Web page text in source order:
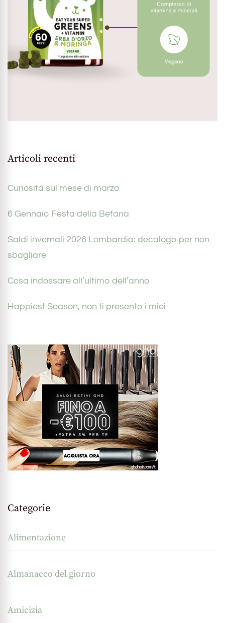
Articoli recenti
Curiosità sul mese di marzo
6 Gennaio Festa della Befana
Saldi invernali 2026 Lombardia: decalogo per non
sbagliare
Cosa indossare all’ultimo dell’anno
Happiest Season, non ti presento i miei
Categorie
Alimentazione
Almanacco del giorno
Amicizia